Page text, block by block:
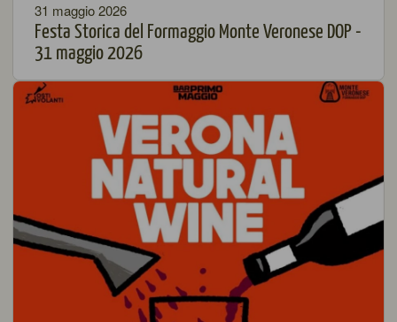
31 maggio 2026
Festa Storica del Formaggio Monte Veronese DOP -
31 maggio 2026